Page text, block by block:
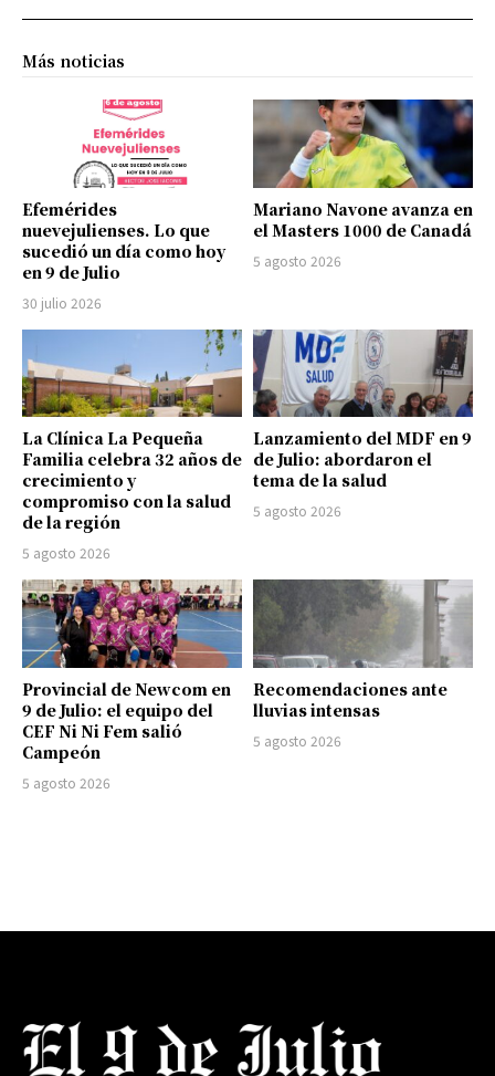
Más noticias
Efemérides
nuevejulienses. Lo que
sucedió un día como hoy
en 9 de Julio
30 julio 2026
Mariano Navone avanza en
el Masters 1000 de Canadá
5 agosto 2026
La Clínica La Pequeña
Familia celebra 32 años de
crecimiento y
compromiso con la salud
de la región
5 agosto 2026
Lanzamiento del MDF en 9
de Julio: abordaron el
tema de la salud
5 agosto 2026
Provincial de Newcom en
9 de Julio: el equipo del
CEF Ni Ni Fem salió
Campeón
5 agosto 2026
Recomendaciones ante
lluvias intensas
5 agosto 2026